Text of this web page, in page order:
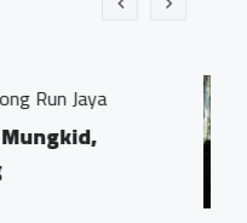
Kantor
Ivo Marius,